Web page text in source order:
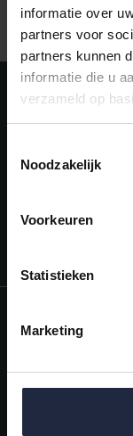
informatie over
partners voor
partners kunnen
informatie die u
verzameld op
Noodzakelijk
Voorkeuren
Statistieken
Marketing
Meld je aan voor
Mijn
Categorieën